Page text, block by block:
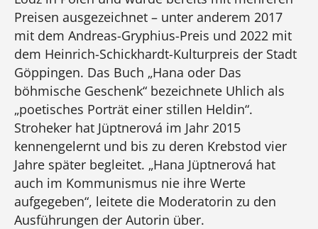
Preisen ausgezeichnet – unter anderem 2017
mit dem Andreas-Gryphius-Preis und 2022 mit
dem Heinrich-Schickhardt-Kulturpreis der Stadt
Göppingen. Das Buch „Hana oder Das
böhmische Geschenk“ bezeichnete Uhlich als
„poetisches Porträt einer stillen Heldin“.
Stroheker hat Jüptnerová im Jahr 2015
kennengelernt und bis zu deren Krebstod vier
Jahre später begleitet. „Hana Jüptnerová hat
auch im Kommunismus nie ihre Werte
aufgegeben“, leitete die Moderatorin zu den
Ausführungen der Autorin über.